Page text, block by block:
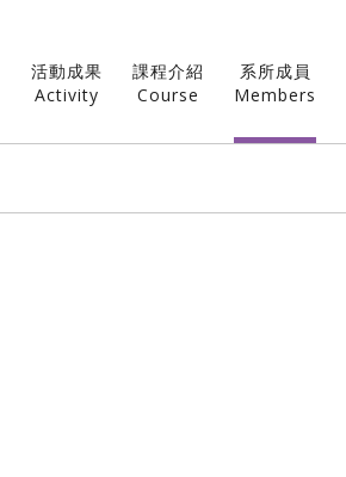
活動成果
Activity
課程介紹
Course
系所成員
Members